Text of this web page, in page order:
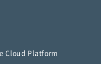
Cloud Platform